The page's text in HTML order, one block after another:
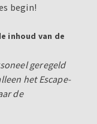
begin!
inhoud van de
geregeld
het Escape-
de